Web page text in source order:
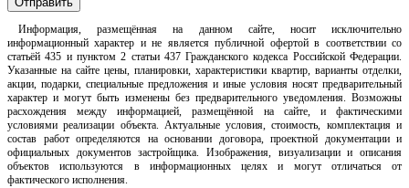
Информация, размещённая на данном сайте, носит исключительно
информационный характер и не является публичной офертой в соответствии со
статьёй 435 и пунктом 2 статьи 437 Гражданского кодекса Российской Федерации.
Указанные на сайте цены, планировки, характеристики квартир, варианты отделки,
акции, подарки, специальные предложения и иные условия носят предварительный
характер и могут быть изменены без предварительного уведомления. Возможны
расхождения между информацией, размещённой на сайте, и фактическими
условиями реализации объекта. Актуальные условия, стоимость, комплектация и
состав работ определяются на основании договора, проектной документации и
официальных документов застройщика. Изображения, визуализации и описания
объектов используются в информационных целях и могут отличаться от
фактического исполнения.